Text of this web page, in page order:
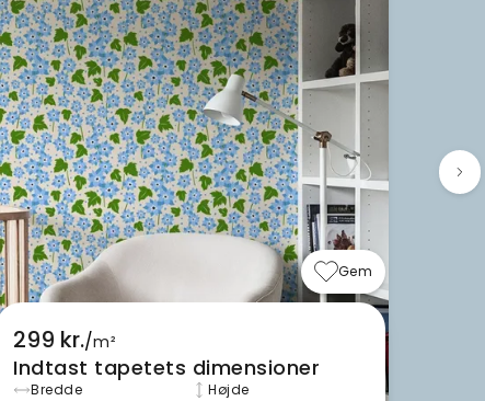
Gem
299 kr./m²
Indtast tapetets dimensioner
Bredde Højde